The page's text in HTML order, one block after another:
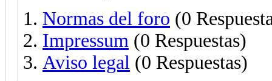
Normas del foro (0
Impressum (0 Respuestas)
Aviso legal (0 Respuestas)